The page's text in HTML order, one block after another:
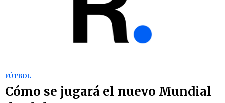
FÚTBOL
Cómo se jugará el nuevo Mundial